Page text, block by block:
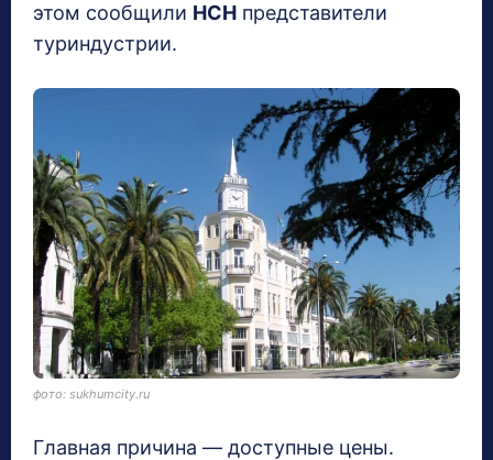
этом сообщили НСН представители
туриндустрии.
фото: sukhumcity.ru
Главная причина — доступные цены.